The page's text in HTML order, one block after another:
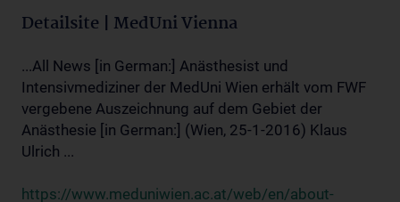
Detailsite | MedUni Vienna
...All News [in German:] Anästhesist und
Intensivmediziner der MedUni Wien erhält vom FWF
vergebene Auszeichnung auf dem Gebiet der
Anästhesie [in German:] (Wien, 25-1-2016) Klaus
Ulrich ...
https://www.meduniwien.ac.at/web/en/about-